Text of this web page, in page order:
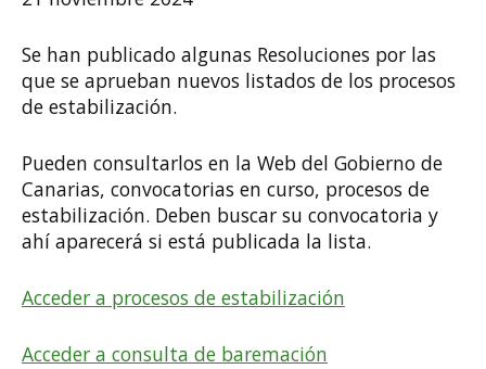
Se han publicado algunas Resoluciones por las
que se aprueban nuevos listados de los procesos
de estabilización.
Pueden consultarlos en la Web del Gobierno de
Canarias, convocatorias en curso, procesos de
estabilización. Deben buscar su convocatoria y
ahí aparecerá si está publicada la lista.
Acceder a procesos de estabilización
Acceder a consulta de baremación